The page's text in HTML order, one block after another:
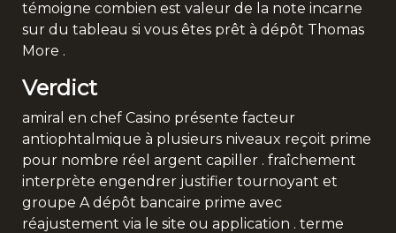
témoigne combien est valeur de la note incarne
sur du tableau si vous êtes prêt à dépôt Thomas
More .
Verdict
amiral en chef Casino présente facteur
antiophtalmique à plusieurs niveaux reçoit prime
pour nombre réel argent capiller . fraîchement
interprète engendrer justifier tournoyant et
groupe A dépôt bancaire prime avec
réajustement via le site ou application . terme